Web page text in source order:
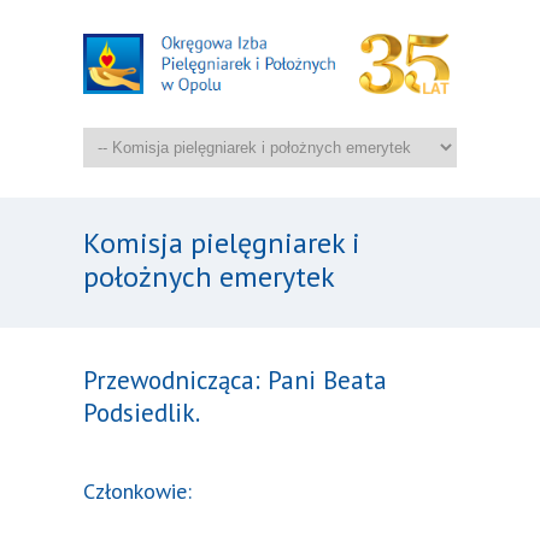
Komisja pielęgniarek i
położnych emerytek
Przewodnicząca: Pani Beata
Podsiedlik.
Członkowie: